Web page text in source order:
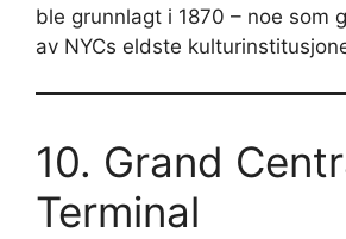
ble grunnlagt i 1870 – noe som
av NYCs eldste
10. Grand
Terminal